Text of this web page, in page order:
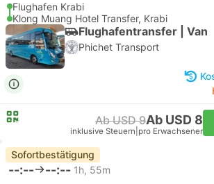
Flughafen Krabi
Klong Muang Hotel Transfer, Krabi
Flughafentransfer | Van
Phichet Transport
Ab USD 9Ab USD 8
inklusive Steuern pro Erwachsener
Sofortbestätigung
--:-- --:-- 1h, 55m